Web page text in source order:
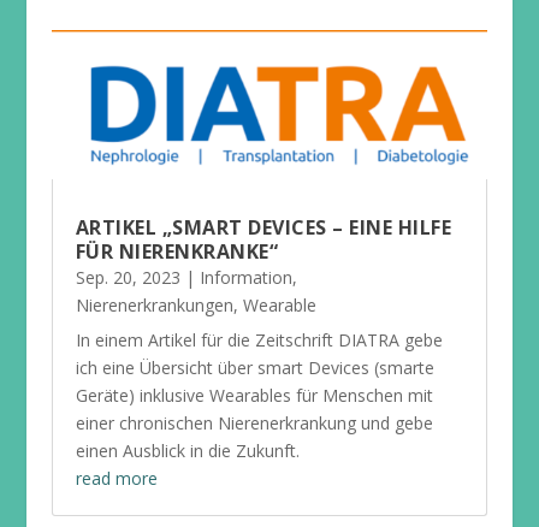
ARTIKEL „SMART DEVICES – EINE HILFE
FÜR NIERENKRANKE“
Sep. 20, 2023 | Information,
Nierenerkrankungen, Wearable
In einem Artikel für die Zeitschrift DIATRA gebe
ich eine Übersicht über smart Devices (smarte
Geräte) inklusive Wearables für Menschen mit
einer chronischen Nierenerkrankung und gebe
einen Ausblick in die Zukunft.
read more